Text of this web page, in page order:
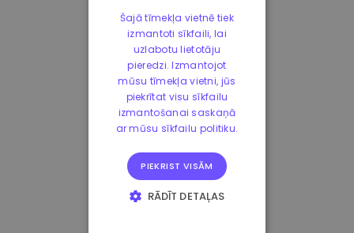
Šajā tīmekļa vietnē tiek
izmantoti sīkfaili, lai
uzlabotu lietotāju
pieredzi. Izmantojot
mūsu tīmekļa vietni, jūs
piekrītat visu sīkfailu
izmantošanai saskaņā
ar mūsu sīkfailu politiku.
PIEKRIST VISĀM
RĀDĪT DETAĻAS